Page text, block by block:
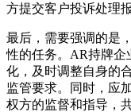
方提交客户投诉处理
最后，需要强调的是
性的任务。AR持牌企
化，及时调整自身的
监管要求。同时，应
权方的监督和指导，